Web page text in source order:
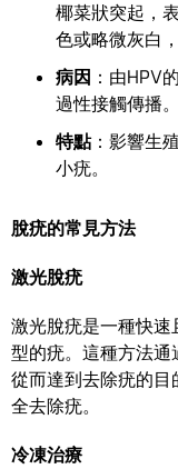
椰菜狀突起，
色或略微灰白
病因 ：由HPV
過性接觸傳播。
特點：影響生
小疣。
脫疣的常見方法
激光脫疣
激光脫疣是一種快
型的疣。這種方法通
從而達到去除疣的
全去除疣。
冷凍治療